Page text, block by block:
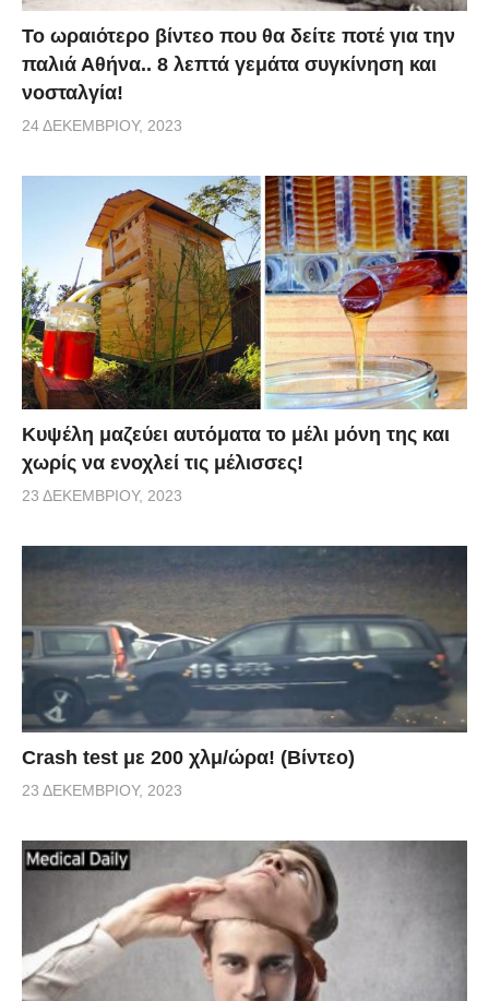
Το ωραιότερο βίντεο που θα δείτε ποτέ για την
παλιά Αθήνα.. 8 λεπτά γεμάτα συγκίνηση και
νοσταλγία!
24 ΔΕΚΕΜΒΡΊΟΥ, 2023
Κυψέλη μαζεύει αυτόματα το μέλι μόνη της και
χωρίς να ενοχλεί τις μέλισσες!
23 ΔΕΚΕΜΒΡΊΟΥ, 2023
Crash test με 200 χλμ/ώρα! (Βίντεο)
23 ΔΕΚΕΜΒΡΊΟΥ, 2023